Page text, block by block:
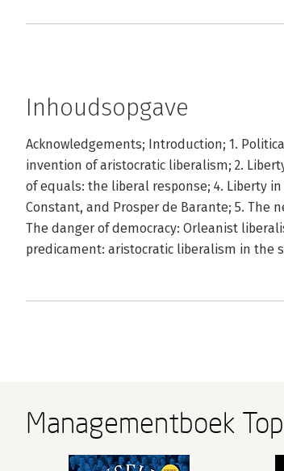
Inhoudsopgave
Acknowledgements; Introduction; 1.
invention of aristocratic liberalism; 2.
of equals: the liberal response; 4. Liberty
Constant, and Prosper de Barante; 5. The
The danger of democracy: Orleanist
predicament: aristocratic liberalism in the
Managementboek